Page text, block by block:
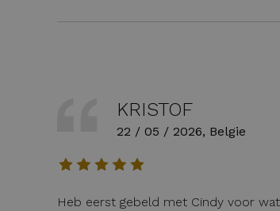
KRISTOF
22 / 05 / 2026, Belgie
Heb eerst gebeld met Cindy voor